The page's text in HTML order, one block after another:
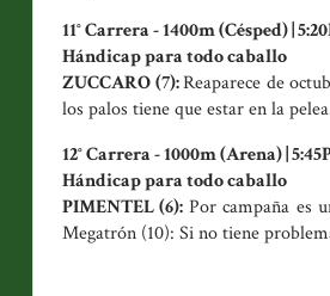
11° Carrera - 1400m (Césped) |
Hándicap para todo caballo
ZUCCARO (7):Reaparece de
los palos tiene que estar en la
12° Carrera - 1000m (Arena) |
Hándicap para todo caballo
PIMENTEL (6): Por campaña es
Megatrón (10): Si no tiene